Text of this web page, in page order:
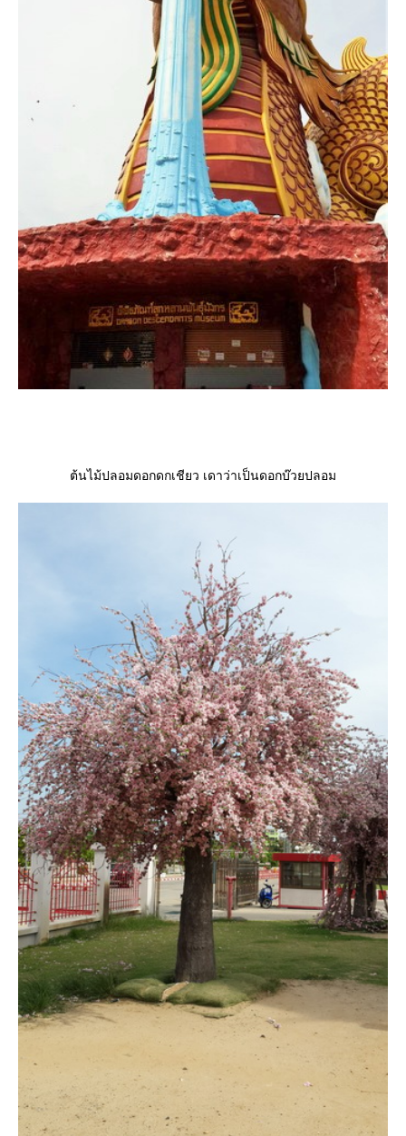
ต้นไม้ปลอมดอกดกเชียว เดาว่าเป็นดอกบ๊วยปลอม